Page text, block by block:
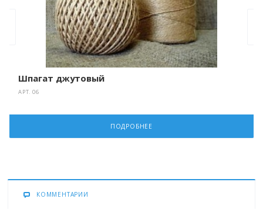
Шпагат джутовый
АРТ.06
ПОДРОБНЕЕ
КОММЕНТАРИИ